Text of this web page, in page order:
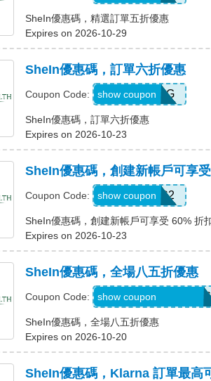
SheIn優惠碼，精選訂單五折優惠
Expires on 2026-10-29
SheIn優惠碼，訂單六折優惠
Coupon Code: T5K539G
show coupon
SheIn優惠碼，訂單六折優惠
Expires on 2026-10-23
SheIn優惠碼，創建新帳戶可享
Coupon Code: SWHC2
show coupon
SheIn優惠碼，創建新帳戶可享受 60% 折
Expires on 2026-10-23
SheIn優惠碼，全場八五折優惠
Coupon Code: show coupon
SheIn優惠碼，全場八五折優惠
Expires on 2026-10-20
SheIn優惠碼，Klarna 訂單最高